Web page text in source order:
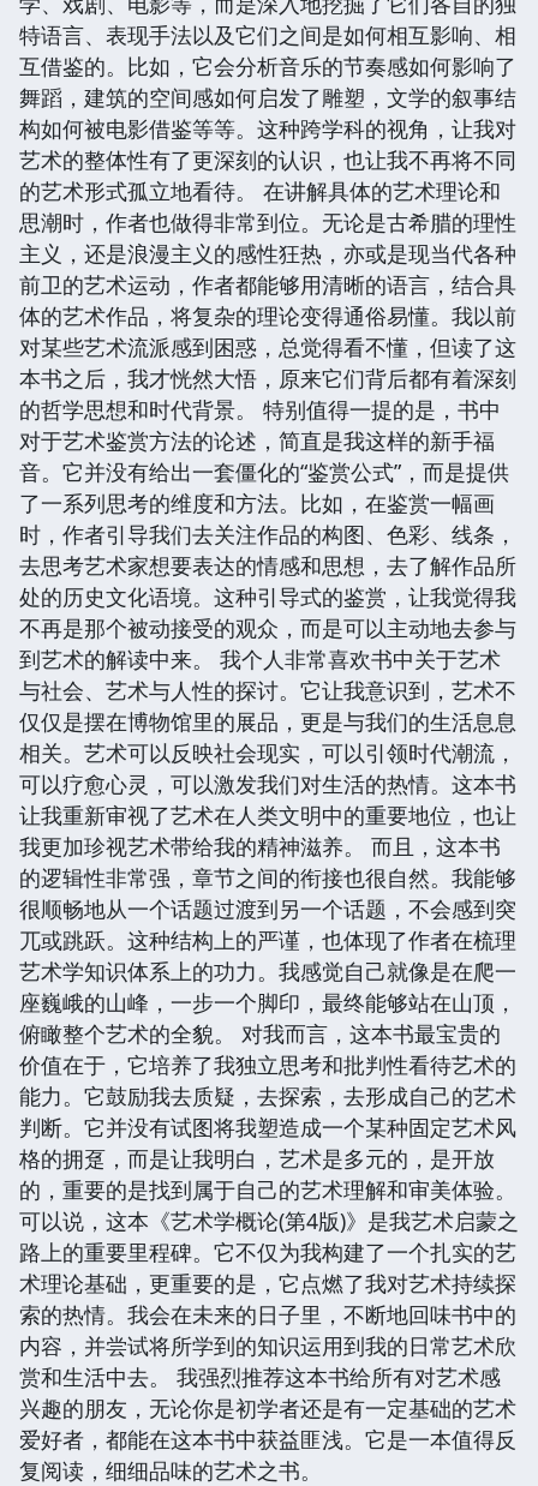
特语言、表现手法以及它们之间是如何相互影响、相
互借鉴的。比如，它会分析音乐的节奏感如何影响了
舞蹈，建筑的空间感如何启发了雕塑，文学的叙事结
构如何被电影借鉴等等。这种跨学科的视角，让我对
艺术的整体性有了更深刻的认识，也让我不再将不同
的艺术形式孤立地看待。 在讲解具体的艺术理论和
思潮时，作者也做得非常到位。无论是古希腊的理性
主义，还是浪漫主义的感性狂热，亦或是现当代各种
前卫的艺术运动，作者都能够用清晰的语言，结合具
体的艺术作品，将复杂的理论变得通俗易懂。我以前
对某些艺术流派感到困惑，总觉得看不懂，但读了这
本书之后，我才恍然大悟，原来它们背后都有着深刻
的哲学思想和时代背景。 特别值得一提的是，书中
对于艺术鉴赏方法的论述，简直是我这样的新手福
音。它并没有给出一套僵化的“鉴赏公式”，而是提供
了一系列思考的维度和方法。比如，在鉴赏一幅画
时，作者引导我们去关注作品的构图、色彩、线条，
去思考艺术家想要表达的情感和思想，去了解作品所
处的历史文化语境。这种引导式的鉴赏，让我觉得我
不再是那个被动接受的观众，而是可以主动地去参与
到艺术的解读中来。 我个人非常喜欢书中关于艺术
与社会、艺术与人性的探讨。它让我意识到，艺术不
仅仅是摆在博物馆里的展品，更是与我们的生活息息
相关。艺术可以反映社会现实，可以引领时代潮流，
可以疗愈心灵，可以激发我们对生活的热情。这本书
让我重新审视了艺术在人类文明中的重要地位，也让
我更加珍视艺术带给我的精神滋养。 而且，这本书
的逻辑性非常强，章节之间的衔接也很自然。我能够
很顺畅地从一个话题过渡到另一个话题，不会感到突
兀或跳跃。这种结构上的严谨，也体现了作者在梳理
艺术学知识体系上的功力。我感觉自己就像是在爬一
座巍峨的山峰，一步一个脚印，最终能够站在山顶，
俯瞰整个艺术的全貌。 对我而言，这本书最宝贵的
价值在于，它培养了我独立思考和批判性看待艺术的
能力。它鼓励我去质疑，去探索，去形成自己的艺术
判断。它并没有试图将我塑造成一个某种固定艺术风
格的拥趸，而是让我明白，艺术是多元的，是开放
的，重要的是找到属于自己的艺术理解和审美体验。
可以说，这本《艺术学概论(第4版)》是我艺术启蒙之
路上的重要里程碑。它不仅为我构建了一个扎实的艺
术理论基础，更重要的是，它点燃了我对艺术持续探
索的热情。我会在未来的日子里，不断地回味书中的
内容，并尝试将所学到的知识运用到我的日常艺术欣
赏和生活中去。 我强烈推荐这本书给所有对艺术感
兴趣的朋友，无论你是初学者还是有一定基础的艺术
爱好者，都能在这本书中获益匪浅。它是一本值得反
复阅读，细细品味的艺术之书。